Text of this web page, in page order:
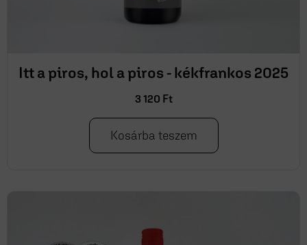
Itt a piros, hol a piros - kékfrankos 2025
3 120 Ft
Kosárba teszem